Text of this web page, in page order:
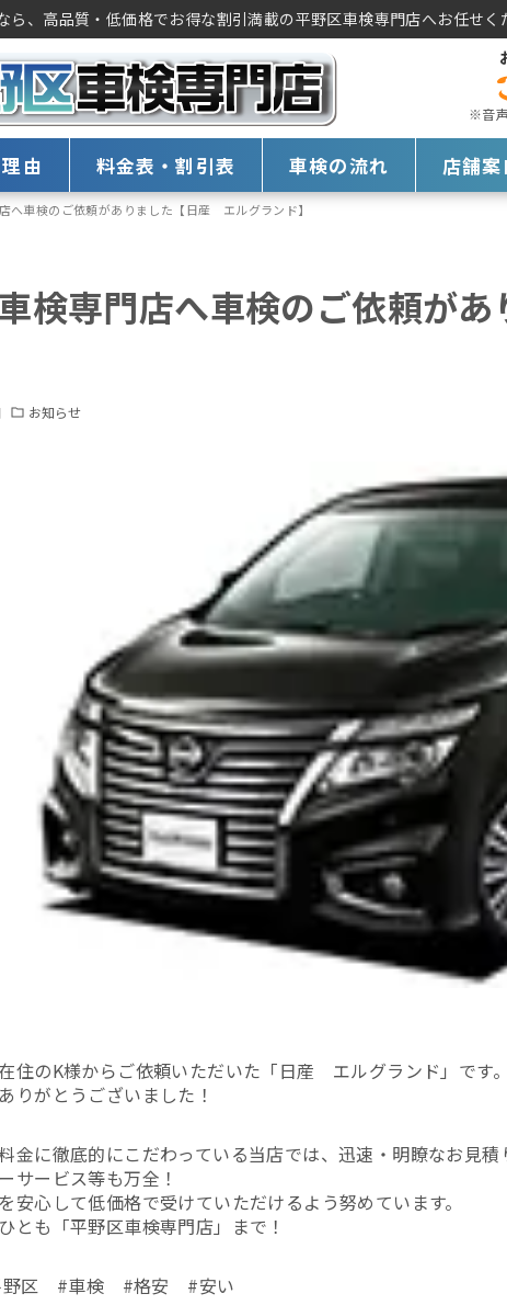
ら、高品質・低価格でお得な割引満載の平野区車検専門店へお任せく
※音
由 料金表・割引表 車検の流れ 店舗案
へ車検のご依頼がありました【日産 エルグランド】
検専門店へ車検のご依頼が
お知らせ
住のK様からご依頼いただいた「日産 エルグランド」です。
りがとうございました！
金に徹底的にこだわっている当店では、迅速・明瞭なお見
サービス等も万全！
安心して低価格で受けていただけるよう努めています。
とも「平野区車検専門店」まで！
野区 #車検 #格安 #安い